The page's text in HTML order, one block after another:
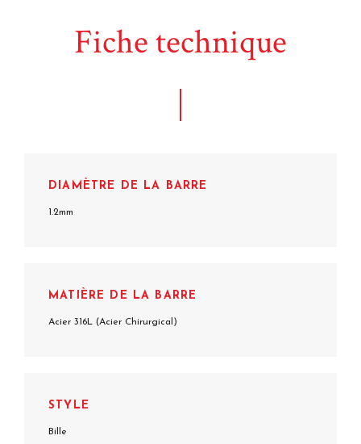
Fiche technique
DIAMÈTRE DE LA BARRE
1.2mm
MATIÈRE DE LA BARRE
Acier 316L (Acier Chirurgical)
STYLE
Bille